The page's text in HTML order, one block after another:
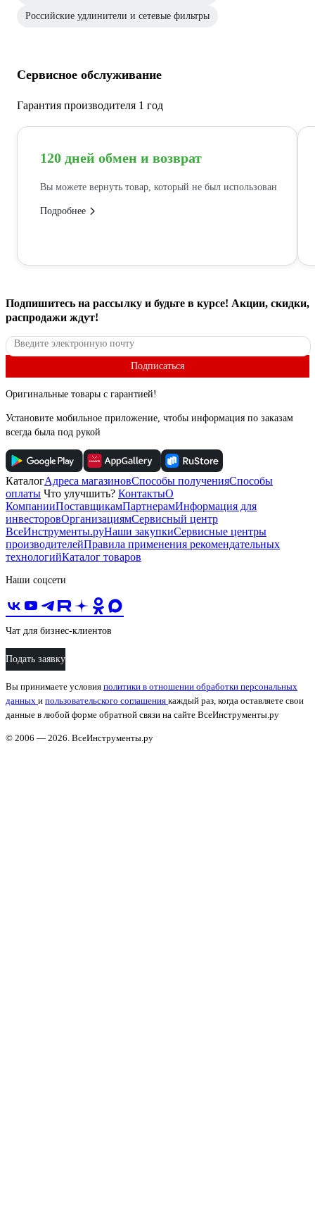
Российские удлинители и сетевые фильтры
Сервисное обслуживание
Гарантия производителя 1 год
120 дней обмен и возврат
Вы можете вернуть товар, который не был использован
Подробнее
Подпишитесь на рассылку и будьте в курсе! Акции, скидки,
распродажи ждут!
Подписаться
Оригинальные товары с гарантией!
Установите мобильное приложение, чтобы информация по заказам
всегда была под рукой
КаталогАдреса магазиновСпособы полученияСпособы
оплаты Что улучшить? КонтактыО
КомпанииПоставщикамПартнерамИнформация для
инвесторовОрганизациямСервисный центр
ВсеИнструменты.руНаши закупкиСервисные центры
производителейПравила применения рекомендательных
технологийКаталог товаров
Наши соцсети
Чат для бизнес-клиентов
Подать заявку
Вы принимаете условия политики в отношении обработки персональных
данных и пользовательского соглашения каждый раз, когда оставляете свои
данные в любой форме обратной связи на сайте ВсеИнструменты.ру
© 2006 — 2026. ВсеИнструменты.ру